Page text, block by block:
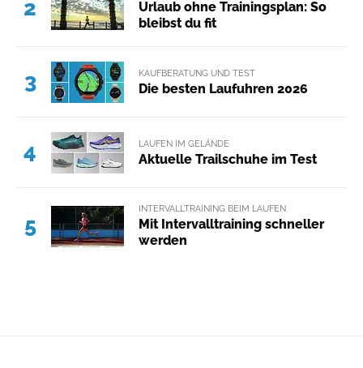
2
Urlaub ohne Trainingsplan: So
bleibst du fit
3 KAUFBERATUNG UND TEST
Die besten Laufuhren 2026
4 LAUFEN IM GELÄNDE
Aktuelle Trailschuhe im Test
5
INTERVALLTRAINING BEIM LAUFEN
Mit Intervalltraining schneller
werden